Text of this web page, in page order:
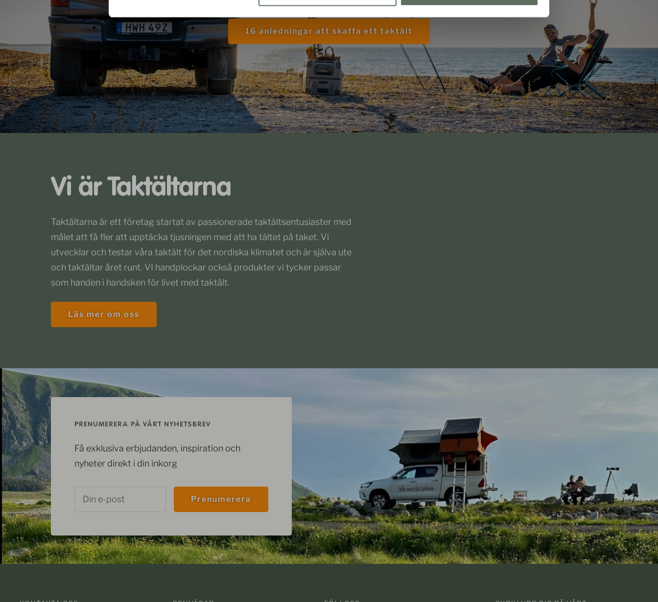
16 anledningar att skaffa ett taktält
Vi är Taktältarna
Taktältarna är ett företag startat av passionerade taktältsentusiaster med
målet att få fler att upptäcka tjusningen med att ha tältet på taket. Vi
utvecklar och testar våra taktält för det nordiska klimatet och är själva ute
och taktältar året runt. VI handplockar också produkter vi tycker passar
som handen i handsken för livet med taktält.
Läs mer om oss
PRENUMERERA PÅ VÅRT NYHETSBREV
Få exklusiva erbjudanden, inspiration och
nyheter direkt i din inkorg
Din e-post Prenumerera